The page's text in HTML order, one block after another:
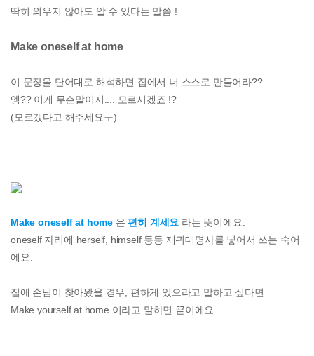
딱히 외우지 않아도 알 수 있다는 말씀 !
Make oneself at home
이 문장을 단어대로 해석하면 집에서 너 스스로 만들어라??
엥?? 이게 무슨말이지.... 모르시겠죠 !?
(모르겠다고 해주세요ㅜ)
Make oneself at home 은편히 계세요 라는 뜻이에요.
oneself 자리에 herself, himself 등등 재귀대명사를 넣어서 쓰는 숙어
에요.
집에 손님이 찾아왔을 경우, 편하게 있으라고 말하고 싶다면
Make yourself at home 이라고 말하면 끝이에요.